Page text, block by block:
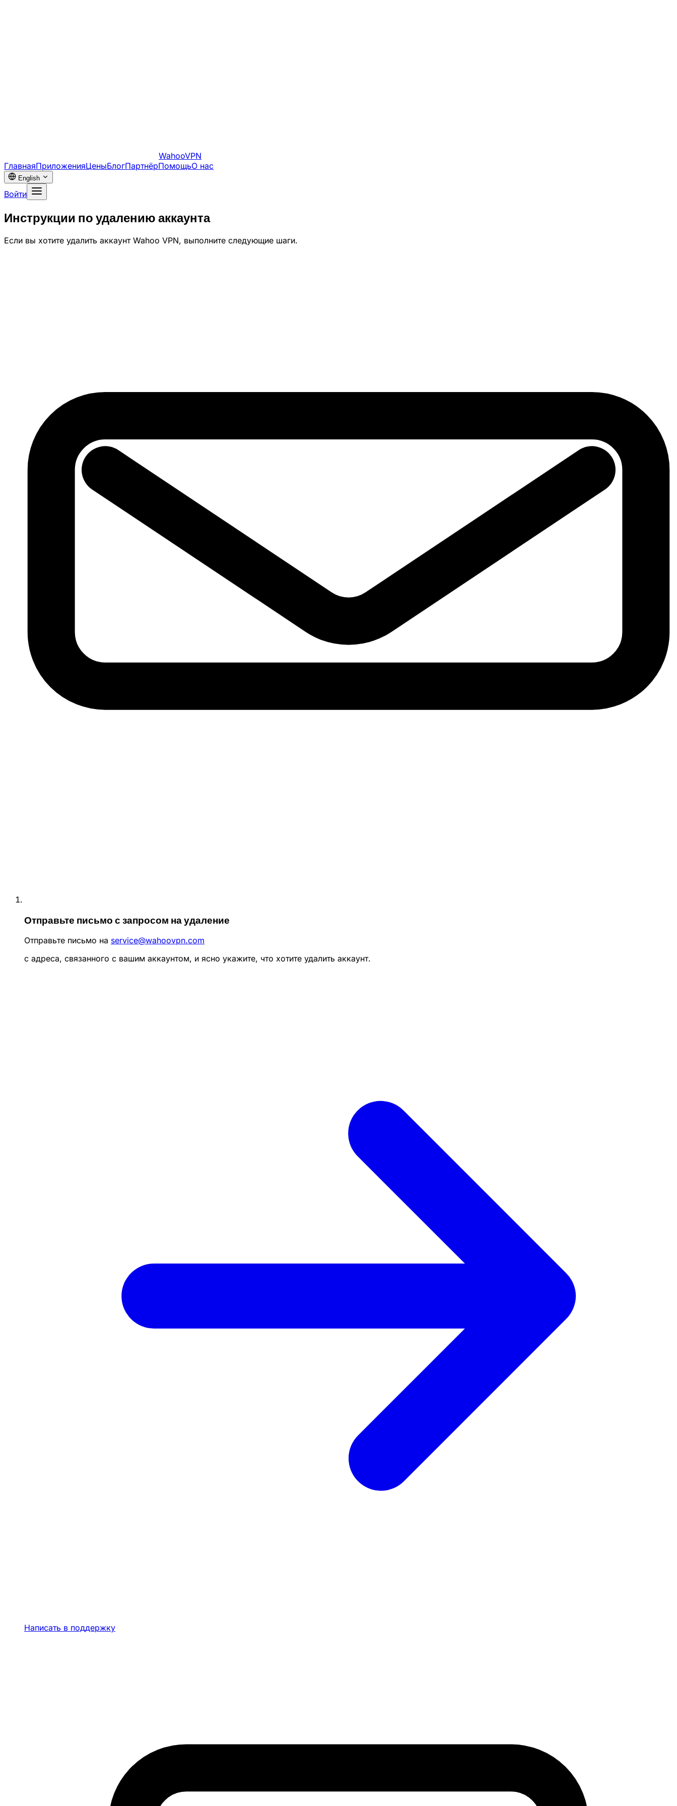
WahooVPN
ГлавнаяПриложенияЦеныБлогПартнёрПомощьО нас
English
Войти
Инструкции по удалению аккаунта
Если вы хотите удалить аккаунт Wahoo VPN, выполните следующие шаги.
Отправьте письмо с запросом на удаление
Отправьте письмо на service@wahoovpn.com
с адреса, связанного с вашим аккаунтом, и ясно укажите, что хотите удалить аккаунт.
Написать в поддержку